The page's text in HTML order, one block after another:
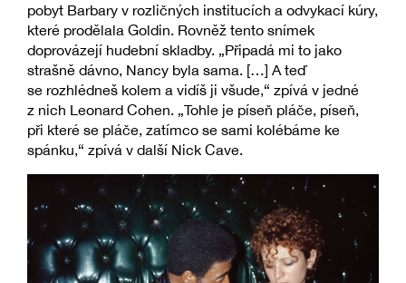
pobyt Barbary v rozličných institucích a odvykací kúry,
které prodělala Goldin. Rovněž tento snímek
doprovázejí hudební skladby. „Připadá mi to jako
strašně dávno, Nancy byla sama. […] A teď
se rozhlédneš kolem a vidíš ji všude,“ zpívá v jedné
z nich Leonard Cohen. „Tohle je píseň pláče, píseň,
při které se pláče, zatímco se sami kolébáme ke
spánku,“ zpívá v další Nick Cave.